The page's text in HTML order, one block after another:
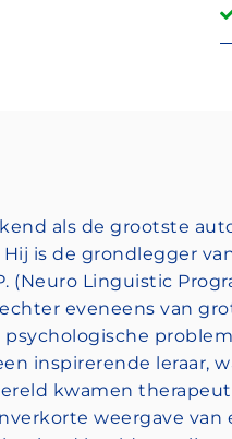
als de grootste
is de grondlegger
(Neuro Linguistic
eveneens van
inspirerende leraar,
kwamen
weergave van